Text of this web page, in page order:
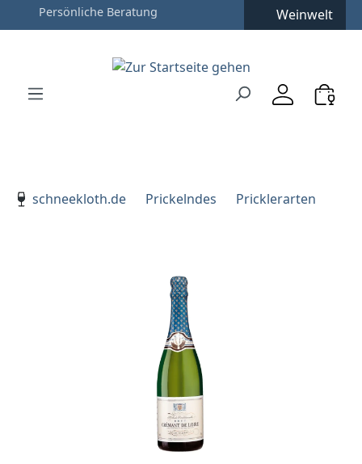
Zum Hauptinhalt springen
Zur Hauptnavigation springen
Weinwelt
schneekloth.de
Prickelndes Pricklerarten
Bildergalerie überspringen